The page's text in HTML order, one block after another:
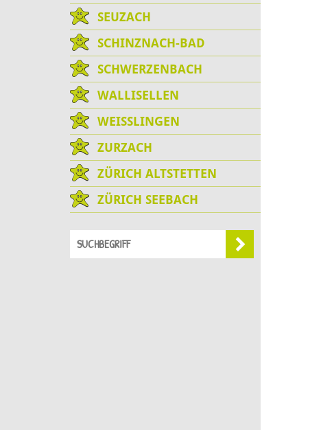
SEUZACH
SCHINZNACH-BAD
SCHWERZENBACH
WALLISELLEN
WEISSLINGEN
ZURZACH
ZÜRICH ALTSTETTEN
ZÜRICH SEEBACH